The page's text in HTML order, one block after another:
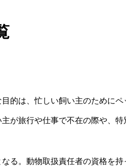
的は、忙しい飼い主のためにペ
が旅行や仕事で不在の際や、
る。動物取扱責任者の資格を